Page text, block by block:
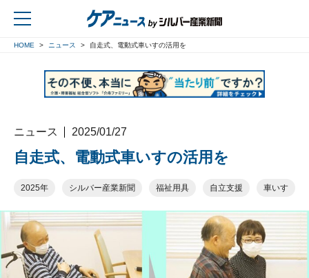
HOME ニュース 自走式、電動式車いすの活用を
ニュース 2025/01/27
自走式、電動式車いすの活用を
2025年 シルバー産業新聞 福祉用具 自立支援 車いす